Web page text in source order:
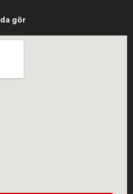
gör